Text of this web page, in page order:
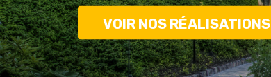
VOIR NOS RÉALISATIONS